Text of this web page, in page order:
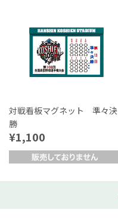
対戦看板マグネット 準々決
勝
¥1,100